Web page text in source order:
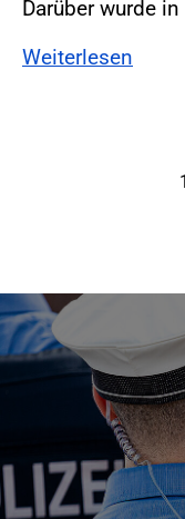
Darüber wurde
Weiterlesen
1